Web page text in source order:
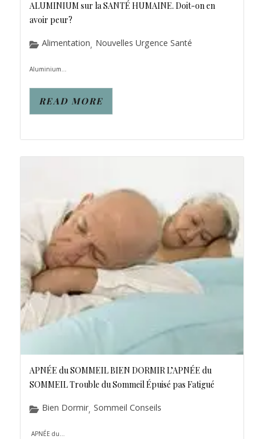
ALUMINIUM sur la SANTÉ HUMAINE. Doit-on en
avoir peur?
Alimentation, Nouvelles Urgence Santé
Aluminium...
READ MORE
APNÉE du SOMMEIL BIEN DORMIR L’APNÉE du
SOMMEIL Trouble du Sommeil Épuisé pas Fatigué
Bien Dormir, Sommeil Conseils
APNÉE du...